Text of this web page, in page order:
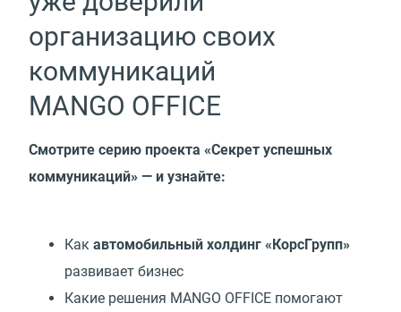
организацию своих
коммуникаций
MANGO OFFICE
Смотрите серию проекта «Секрет успешных
коммуникаций» — и узнайте:
Как автомобильный холдинг « КорсГрупп»
развивает бизнес
Какие решения MANGO OFFICE помогают